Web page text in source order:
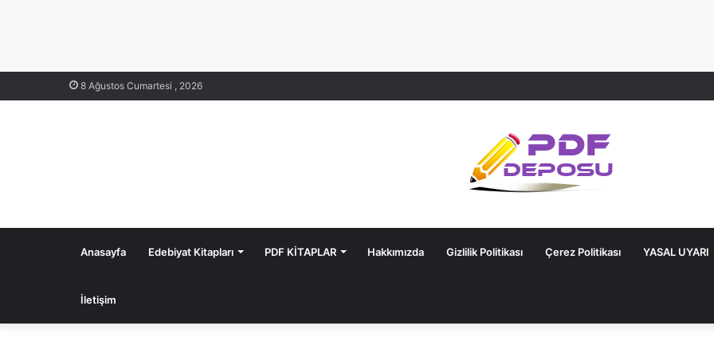
8 Ağustos Cumartesi , 2026
Anasayfa Edebiyat Kitapları PDF KİTAPLAR Hakkımızda Gizlilik Politikası Çerez Politikası YASAL UYARI
İletişim